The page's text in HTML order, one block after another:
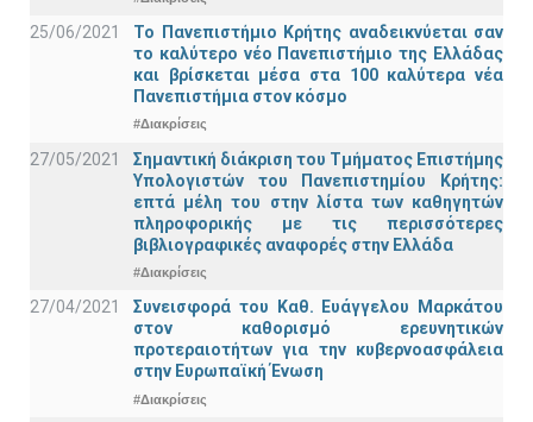
25/06/2021
Το Πανεπιστήμιο Κρήτης αναδεικνύεται σαν
το καλύτερο νέο Πανεπιστήμιο της Ελλάδας
και βρίσκεται μέσα στα 100 καλύτερα νέα
Πανεπιστήμια στον κόσμο
#Διακρίσεις
27/05/2021
Σημαντική διάκριση του Τμήματος Επιστήμης
Υπολογιστών του Πανεπιστημίου Κρήτης:
επτά μέλη του στην λίστα των καθηγητών
πληροφορικής με τις περισσότερες
βιβλιογραφικές αναφορές στην Ελλάδα
#Διακρίσεις
27/04/2021
Συνεισφορά του Καθ. Ευάγγελου Μαρκάτου
στον καθορισμό ερευνητικών
προτεραιοτήτων για την κυβερνοασφάλεια
στην Ευρωπαϊκή Ένωση
#Διακρίσεις